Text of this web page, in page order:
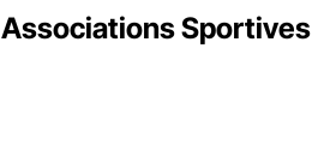
Associations Sportives